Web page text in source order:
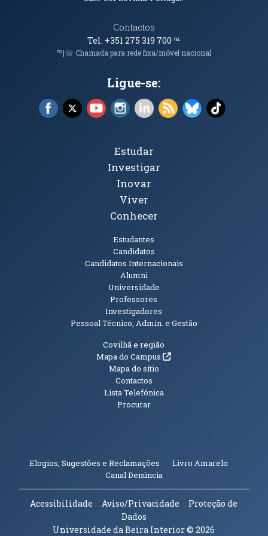
Contactos
Tel. +351 275 319 700℡
℡|☏ Chamada para rede fixa/móvel nacional
Ligue-se:
Facebook (abre em nova janela)
X (abre em nova janela)
YouTube (abre em nova janela)
Instagram (abre em nova janela)
LinkedIn (abre em nova
RSS (abre em nova
Bluesky (abre
TikTok
Tópicos Principais
Estudar
Investigar
Inovar
Viver
Conhecer
Estudantes
Candidatos
Candidatos Internacionais
Alumni
Universidade
Professores
Investigadores
Pessoal Técnico, Admin. e Gestão
Informações Adicionais
Covilhã e região
Mapa do Campus(abre em nova janela)
Mapa do sítio
Contactos
Lista Telefónica
Procurar
Elogios, Sugestões e Reclamações Livro Amarelo
Canal Denúncia(abre em nova janela)
Acessibilidade Aviso/Privacidade
Proteção de
Dados
Universidade da Beira Interior© 2026